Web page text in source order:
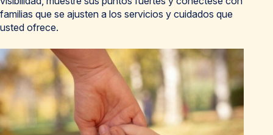
familias que se ajusten a los servicios y cuidados que
usted ofrece.